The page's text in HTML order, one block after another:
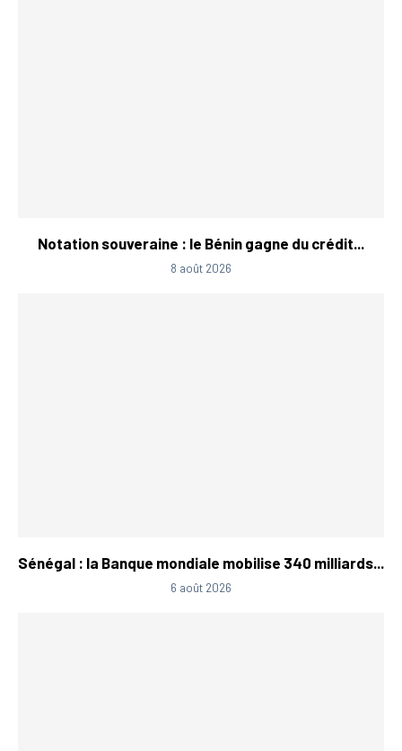
Notation souveraine : le Bénin gagne du crédit...
8 août 2026
Sénégal : la Banque mondiale mobilise 340 milliards...
6 août 2026